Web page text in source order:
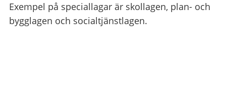
Exempel på speciallagar är skollagen, plan- och
bygglagen och socialtjänstlagen.